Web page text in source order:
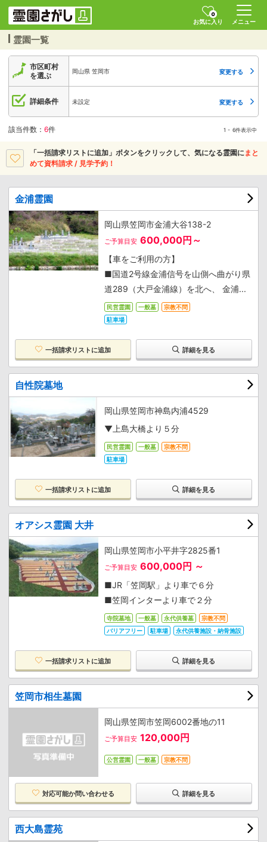
0
お気に入り
メニュー
霊園一覧
市区町村
を選ぶ
岡山県 笠岡市 変更する
詳細条件 未設定 変更する
該当件数： 6件 1 - 6件表示中
「一括請求リストに追加」ボタンをクリックして、 気になる霊園にまと
めて資料請求 / 見学予約！
金浦霊園
岡山県笠岡市金浦大谷138-2
ご予算目安 600,000円～
【車をご利用の方】
■国道2号線金浦信号を山側へ曲がり県
道289（大戸金浦線）を北へ、 金浦...
民営霊園 一般墓
宗教不問
駐車場
一括請求リストに追加 詳細を見る
自性院墓地
岡山県笠岡市神島内浦4529
▼上島大橋より５分
民営霊園 一般墓
宗教不問
駐車場
一括請求リストに追加 詳細を見る
オアシス霊園 大井
岡山県笠岡市小平井字2825番1
ご予算目安 600,000円 ～
■JR「笠岡駅」より車で６分
■笠岡インターより車で２分
寺院墓地 一般墓 永代供養墓
宗教不問
バリアフリー
駐車場 永代供養施設・納骨施設
一括請求リストに追加 詳細を見る
笠岡市相生墓園
岡山県笠岡市笠岡6002番地の11
ご予算目安 120,000円
公営霊園 一般墓 宗教不問
対応可能か問い合わせる 詳細を見る
西大島霊苑